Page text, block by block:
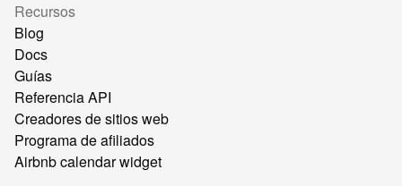
Recursos
Blog
Docs
Guías
Referencia API
Creadores de sitios web
Programa de afiliados
Airbnb calendar widget